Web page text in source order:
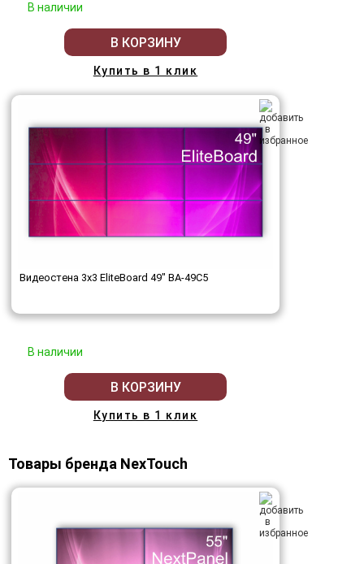
В наличии
В КОРЗИНУ
Купить в 1 клик
Видеостена 3x3 EliteBoard 49" BA-49C5
В наличии
В КОРЗИНУ
Купить в 1 клик
Товары бренда NexTouch